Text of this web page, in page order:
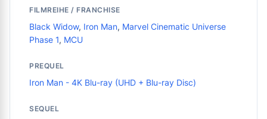
FILMREIHE / FRANCHISE
Black Widow, Iron Man, Marvel Cinematic Universe
Phase 1, MCU
PREQUEL
Iron Man - 4K Blu-ray (UHD + Blu-ray Disc)
SEQUEL